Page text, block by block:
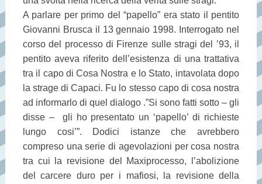
A parlare per primo del “papello” era stato il pentito
Giovanni Brusca il 13 gennaio 1998. Interrogato nel
corso del processo di Firenze sulle stragi del ’93, il
pentito aveva riferito dell’esistenza di una trattativa
tra il capo di Cosa Nostra e lo Stato, intavolata dopo
la strage di Capaci. Fu lo stesso capo di cosa nostra
ad informarlo di quel dialogo .”Si sono fatti sotto – gli
disse – gli ho presentato un ‘papello’ di richieste
lungo cosi’”. Dodici istanze che avrebbero
compreso una serie di agevolazioni per cosa nostra
tra cui la revisione del Maxiprocesso, l’abolizione
del carcere duro per i mafiosi, la revisione della